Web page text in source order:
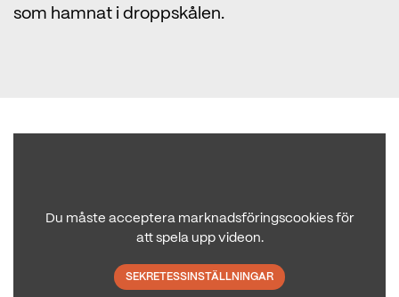
som hamnat i droppskålen.
Du måste acceptera marknadsföringscookies för
att spela upp videon.
SEKRETESSINSTÄLLNINGAR